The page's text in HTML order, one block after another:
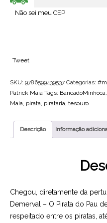
Pau
quantidade
Não sei meu CEP
Tweet
SKU: 9786599439537 Categorias:
Patrick Maia Tags: BancadoMinhoca,
Maia, pirata, pirataria, tesouro
Descrição Informação
Chegou, diretamente da
Demerval – O Pirata do Pau
respeitado entre os piratas,